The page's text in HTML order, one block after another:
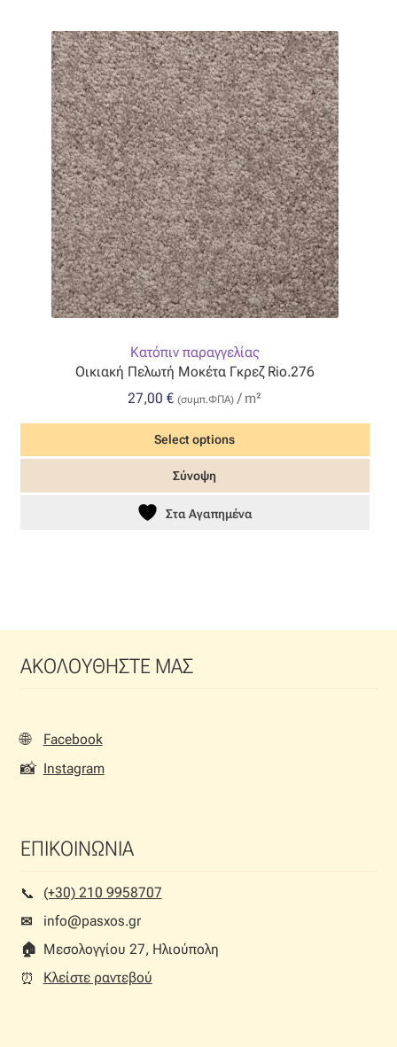
Κατόπιν παραγγελίας
Οικιακή Πελωτή Μοκέτα Γκρεζ Rio.276
27,00€ (συμπ.ΦΠΑ) / m²
Select options
Σύνοψη
Στα Αγαπημένα
ΑΚΟΛΟΥΘΗΣΤΕ ΜΑΣ
🌐 Facebook
📸 Instagram
ΕΠΙΚΟΙΝΩΝΙΑ
📞︎
(+30) 210 9958707
✉
info@pasxos.gr
🏠︎ Μεσολογγίου 27, Ηλιούπολη
⏰︎
Κλείστε ραντεβού